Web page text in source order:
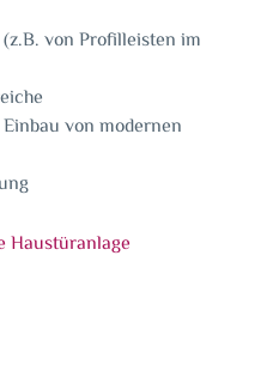
von Profilleisten im
von modernen